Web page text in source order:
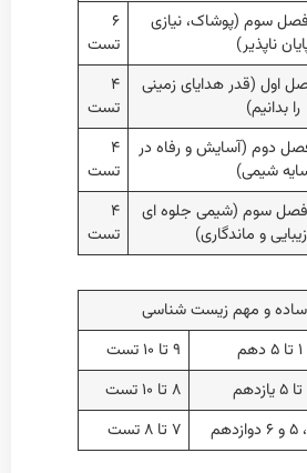
سوم (پوشاک، نیازی
ناپذیر)
۶
تست
اول (قدر هدایای زمینی
را بدانیم)
۴
تست
دوم (آسایش و رفاه در
شیمی)
۴
تست
سوم (شیمی جلوه ای
و ماندگاری)
۴
تست
و مهم زیست شناسی
۹ تا ۱۰ تست
۸ تا ۱۰ تست
۷ تا ۸ تست